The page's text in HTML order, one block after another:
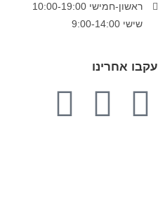
עקבו אחרינו
ראשון-חמישי 10:00-19:00
שישי 9:00-14:00